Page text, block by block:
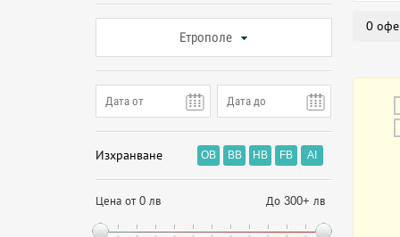
Етрополе
Изхранване OB BB HB FB AI
Цена от 0 лв До 300+ лв
0